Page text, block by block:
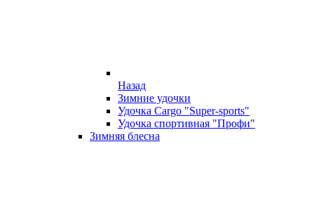
Назад
Зимние удочки
Удочка Cargo "Super-sports"
Удочка спортивная "Профи"
Зимняя блесна